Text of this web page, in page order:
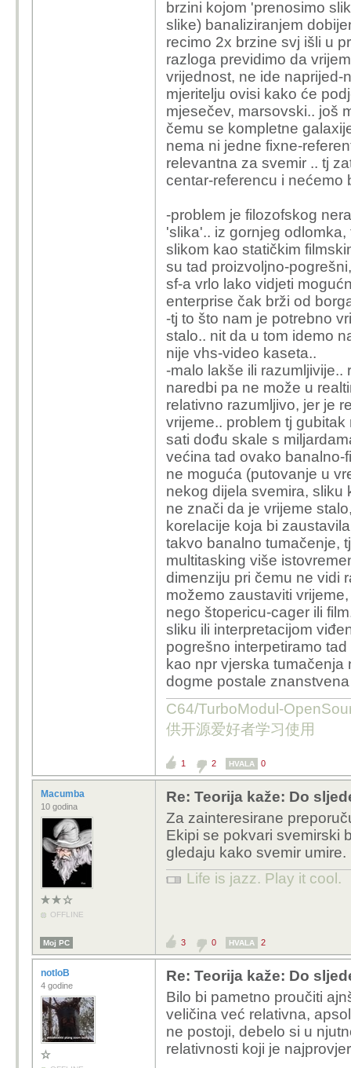
brzini kojom 'prenosimo
slike) banaliziranjem
recimo 2x brzine svj išli u
razloga previdimo da
vrijednost, ne ide naprijed-
mjeritelju ovisi kako će
mjesečev, marsovski.. još
čemu se kompletne
nema ni jedne fixne-
relevantna za svemir .. tj
centar-referencu i nećemo
-problem je filozofskog
'slika'.. iz gornjeg
slikom kao statičkim
su tad proizvoljno-
sf-a vrlo lako vidjeti
enterprise čak brži od
-tj to što nam je potrebno
stalo.. nit da u tom idemo
nije vhs-video kaseta..
-malo lakše ili razumljivije..
naredbi pa ne može u
relativno razumljivo, jer je
vrijeme.. problem tj
sati dođu skale s
većina tad ovako banalno-
ne moguća (putovanje u
nekog dijela svemira, sliku
ne znači da je vrijeme
korelacije koja bi
takvo banalno tumačenje,
multitasking više
dimenziju pri čemu ne vidi
možemo zaustaviti
nego štopericu-cager ili
sliku ili interpretacijom
pogrešno interpetiramo
kao npr vjerska
dogme postale
C64/TurboModul-
供开源爱好者学习使用
1 2 HVALA 0
Macumba
10 godina
OFFLINE
Re: Teorija kaže: Do
Za zainteresirane
Ekipi se pokvari svemirski
gledaju kako svemir umire.
Life is jazz. Play it cool.
Moj PC 3 0 HVALA 2
notloB
4 godine
Re: Teorija kaže: Do
Bilo bi pametno proučiti
veličina već relativna,
ne postoji, debelo si u
relativnosti koji je